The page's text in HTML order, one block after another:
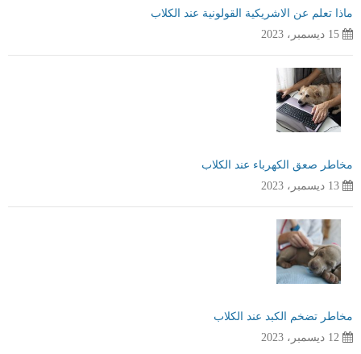
ماذا تعلم عن الاشريكية القولونية عند الكلاب
15 ديسمبر، 2023
مخاطر صعق الكهرباء عند الكلاب
13 ديسمبر، 2023
مخاطر تضخم الكبد عند الكلاب
12 ديسمبر، 2023